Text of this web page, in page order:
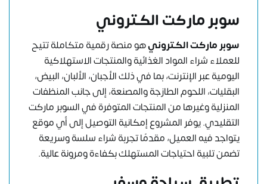
سوبر ماركت الكتروني
سوبر ماركت الكترونيهو منصة رقمية متكاملة تتيح
للعملاء شراء المواد الغذائية والمنتجات الاستهلاكية
اليومية عبر الإنترنت، بما في ذلك الأجبان، الألبان، البيض،
البقليات، اللحوم الطازجة والمصنعة، إلى جانب المنظفات
المنزلية وغيرها من المنتجات المتوفرة في السوبر ماركت
التقليدي. يوفر المشروع إمكانية التوصيل إلى أي موقع
يتواجد فيه العميل، مقدمًا تجربة شراء سلسة وسريعة
تضمن تلبية احتياجات المستهلك بكفاءة ومرونة عالية.